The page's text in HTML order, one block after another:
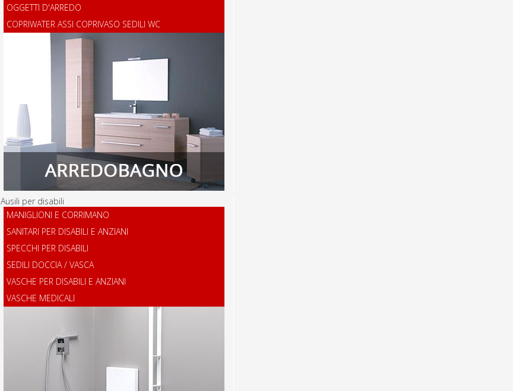
OGGETTI D'ARREDO
COPRIWATER ASSI COPRIVASO SEDILI WC
Ausili per disabili
MANIGLIONI E CORRIMANO
SANITARI PER DISABILI E ANZIANI
SPECCHI PER DISABILI
SEDILI DOCCIA / VASCA
VASCHE PER DISABILI E ANZIANI
VASCHE MEDICALI